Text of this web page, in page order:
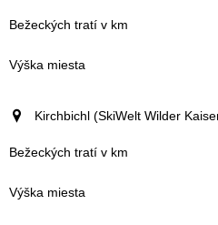
Kirchbichl (SkiWelt Wilder